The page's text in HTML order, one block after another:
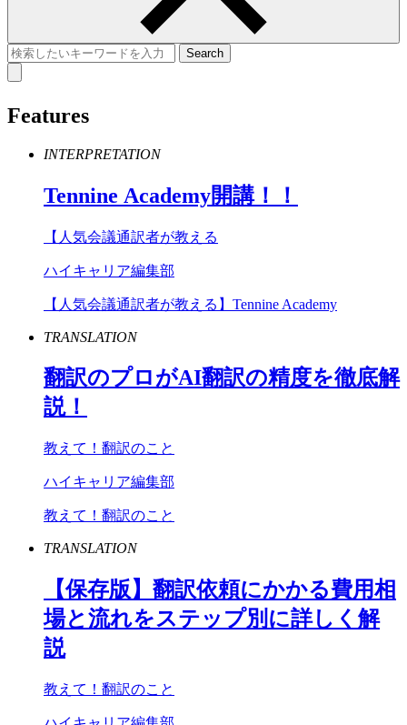
Features
INTERPRETATION
Tennine Academy開講！！
【人気会議通訳者が教える
ハイキャリア編集部
【人気会議通訳者が教える】Tennine Academy
TRANSLATION
翻訳のプロがAI翻訳の精度を徹底解
説！
教えて！翻訳のこと
ハイキャリア編集部
教えて！翻訳のこと
TRANSLATION
【保存版】翻訳依頼にかかる費用相
場と流れをステップ別に詳しく解
説
教えて！翻訳のこと